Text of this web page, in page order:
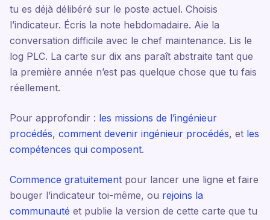
tu es déjà délibéré sur le poste actuel. Choisis
l’indicateur. Écris la note hebdomadaire. Aie la
conversation difficile avec le chef maintenance. Lis le
log PLC. La carte sur dix ans paraît abstraite tant que
la première année n’est pas quelque chose que tu fais
réellement.
Pour approfondir : les missions de l’ingénieur
procédés, comment devenir ingénieur procédés, et les
compétences qui composent.
Commence gratuitement pour lancer une ligne et faire
bouger l’indicateur toi-même, ou rejoins la
communauté et publie la version de cette carte que tu